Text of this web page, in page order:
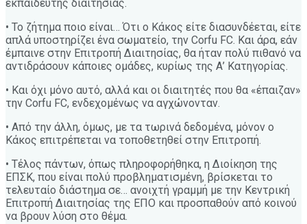
εκπαιδευτής διαιτησίας.
• Το ζήτημα ποιο είναι… Ότι ο Κάκος είτε διασυνδέεται, είτε
απλά υποστηρίζει ένα σωματείο, την Corfu FC. Και άρα, εάν
έμπαινε στην Επιτροπή Διαιτησίας, θα ήταν πολύ πιθανό να
αντιδράσουν κάποιες ομάδες, κυρίως της Α’ Κατηγορίας.
• Και όχι μόνο αυτό, αλλά και οι διαιτητές που θα «έπαιζαν»
την Corfu FC, ενδεχομένως να αγχώνονταν.
• Από την άλλη, όμως, με τα τωρινά δεδομένα, μόνον ο
Κάκος επιτρέπεται να τοποθετηθεί στην Επιτροπή.
• Τέλος πάντων, όπως πληροφορήθηκα, η Διοίκηση της
ΕΠΣΚ, που είναι πολύ προβληματισμένη, βρίσκεται το
τελευταίο διάστημα σε… ανοιχτή γραμμή με την Κεντρική
Επιτροπή Διαιτησίας της ΕΠΟ και προσπαθούν από κοινού
να βρουν λύση στο θέμα.